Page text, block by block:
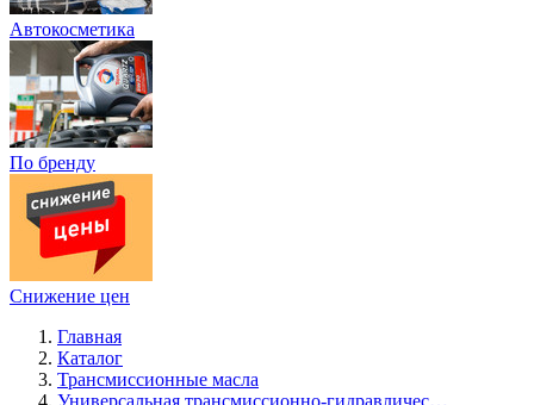
Автокосметика
По бренду
Снижение цен
Главная
Каталог
Трансмиссионные масла
Универсальная трансмиссионно-гидравличес…